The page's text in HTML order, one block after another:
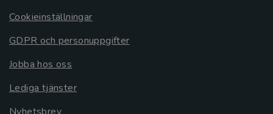
Cookieinställningar
GDPR och personuppgifter
Jobba hos oss
Lediga tjänster